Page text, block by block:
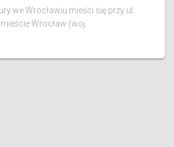
we Wrocławiu mieści się przy ul.
Wrocław (woj.